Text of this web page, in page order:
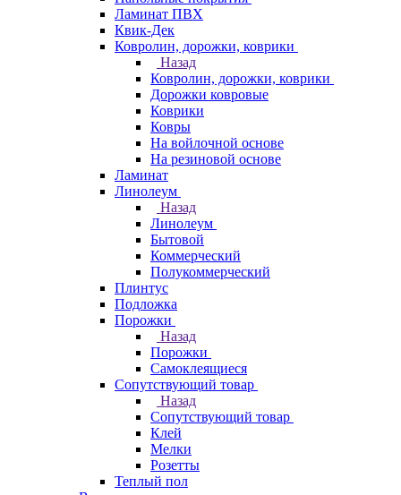
Ламинат ПВХ
Квик-Дек
Ковролин, дорожки, коврики
Назад
Ковролин, дорожки, коврики
Дорожки ковровые
Коврики
Ковры
На войлочной основе
На резиновой основе
Ламинат
Линолеум
Назад
Линолеум
Бытовой
Коммерческий
Полукоммерческий
Плинтус
Подложка
Порожки
Назад
Порожки
Самоклеящиеся
Сопутствующий товар
Назад
Сопутствующий товар
Клей
Мелки
Розетты
Теплый пол